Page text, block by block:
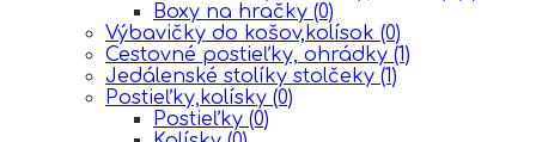
Boxy na hračky (0)
Výbavičky do košov,kolísok (0)
Cestovné postieľky, ohrádky (1)
Jedálenské stolíky stolčeky (1)
Postieľky,kolísky (0)
Postieľky (0)